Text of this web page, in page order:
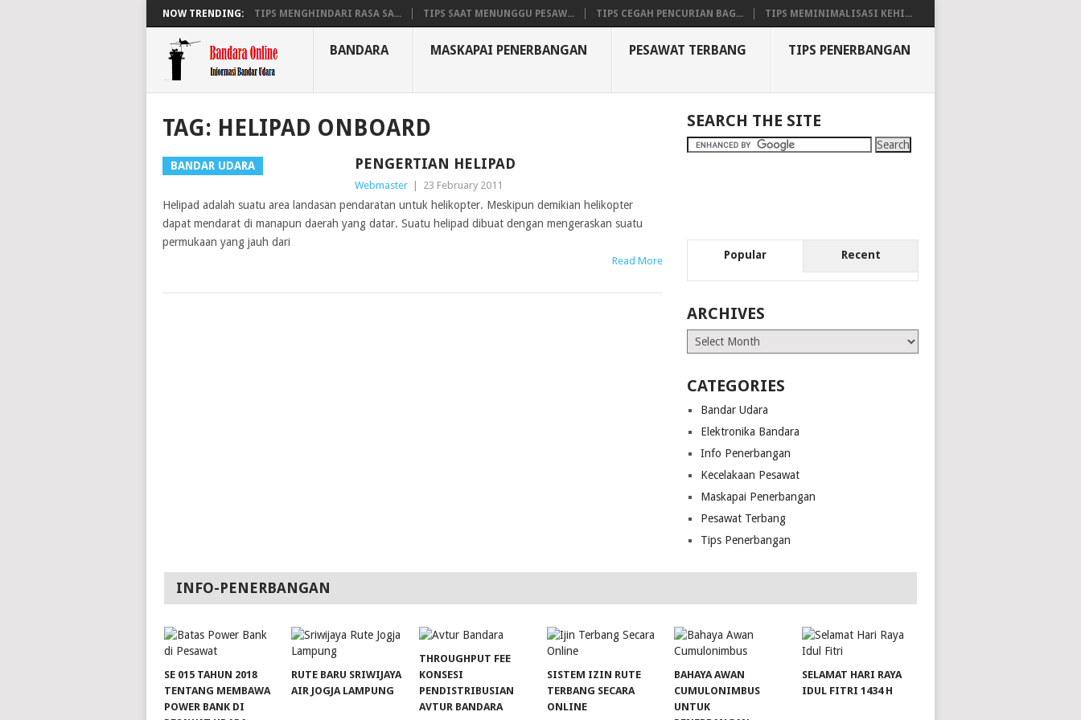
NOW TRENDING: TIPS MENGHINDARI RASA SA... TIPS SAAT MENUNGGU PESAW... TIPS CEGAH PENCURIAN BAG... TIPS MEMINIMALISASI KEHI...
BANDARA MASKAPAI PENERBANGAN PESAWAT TERBANG TIPS PENERBANGAN
TAG: HELIPAD ONBOARD
BANDAR UDARA PENGERTIAN HELIPAD
Webmaster 23 February 2011
Helipad adalah suatu area landasan pendaratan untuk helikopter. Meskipun demikian helikopter
dapat mendarat di manapun daerah yang datar. Suatu helipad dibuat dengan mengeraskan suatu
permukaan yang jauh dari
Read More
SEARCH THE SITE
Popular Recent
ARCHIVES
Archives
CATEGORIES
Bandar Udara
Elektronika Bandara
Info Penerbangan
Kecelakaan Pesawat
Maskapai Penerbangan
Pesawat Terbang
Tips Penerbangan
INFO-PENERBANGAN
SE 015 TAHUN 2018
TENTANG MEMBAWA
POWER BANK DI
RUTE BARU SRIWIJAYA
AIR JOGJA LAMPUNG
THROUGHPUT FEE
KONSESI
PENDISTRIBUSIAN
AVTUR BANDARA
SISTEM IZIN RUTE
TERBANG SECARA
ONLINE
BAHAYA AWAN
CUMULONIMBUS
UNTUK
SELAMAT HARI RAYA
IDUL FITRI 1434 H